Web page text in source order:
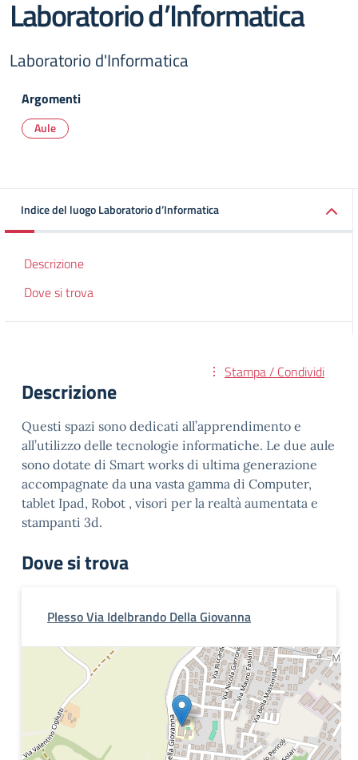
Laboratorio d’Informatica
Laboratorio d'Informatica
Argomenti
Aule
Indice del luogo Laboratorio d’Informatica
Descrizione
Dove si trova
Stampa / Condividi
Descrizione
Questi spazi sono dedicati all’apprendimento e
all’utilizzo delle tecnologie informatiche. Le due aule
sono dotate di Smart works di ultima generazione
accompagnate da una vasta gamma di Computer,
tablet Ipad, Robot , visori per la realtà aumentata e
stampanti 3d.
Dove si trova
Plesso Via Idelbrando Della Giovanna